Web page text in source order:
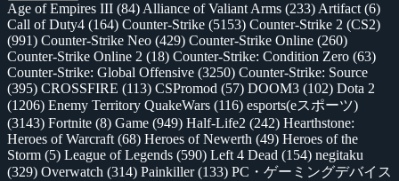
Age of Empires III (84) Alliance of Valiant Arms (233) Artifact (6)
Call of Duty4 (164) Counter-Strike (5153) Counter-Strike 2 (CS2)
(991) Counter-Strike Neo (429) Counter-Strike Online (260)
Counter-Strike Online 2 (18) Counter-Strike: Condition Zero (63)
Counter-Strike: Global Offensive (3250) Counter-Strike: Source
(395) CROSSFIRE (113) CSPromod (57) DOOM3 (102) Dota 2
(1206) Enemy Territory QuakeWars (116) esports(eスポーツ)
(3143) Fortnite (8) Game (949) Half-Life2 (242) Hearthstone:
Heroes of Warcraft (68) Heroes of Newerth (49) Heroes of the
Storm (5) League of Legends (590) Left 4 Dead (154) negitaku
(329) Overwatch (314) Painkiller(133) PC・ゲーミングデバイス